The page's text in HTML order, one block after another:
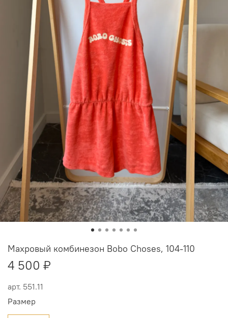
арт. 551.11
Махровый комбинезон Bobo Choses, 104-110
4 500 ₽
Размер